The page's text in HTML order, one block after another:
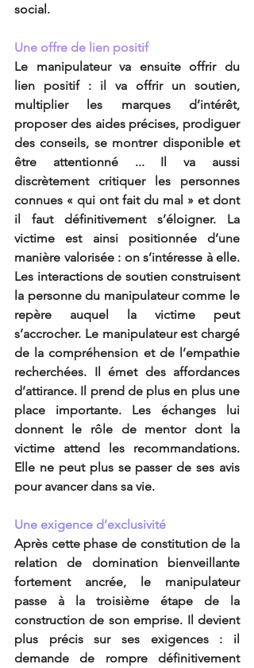
social.
Une offre de lien positif
Le manipulateur va ensuite offrir du
lien positif : il va offrir un soutien,
multiplier les marques d’intérêt,
proposer des aides précises, prodiguer
des conseils, se montrer disponible et
être attentionné ... Il va aussi
discrètement critiquer les personnes
connues « qui ont fait du mal » et dont
il faut définitivement s’éloigner. La
victime est ainsi positionnée d’une
manière valorisée : on s’intéresse à elle.
Les interactions de soutien construisent
la personne du manipulateur comme le
repère auquel la victime peut
s’accrocher. Le manipulateur est chargé
de la compréhension et de l’empathie
recherchées. Il émet des affordances
d’attirance. Il prend de plus en plus une
place importante. Les échanges lui
donnent le rôle de mentor dont la
victime attend les recommandations.
Elle ne peut plus se passer de ses avis
pour avancer dans sa vie.
Une exigence d’exclusivité
Après cette phase de constitution de la
relation de domination bienveillante
fortement ancrée, le manipulateur
passe à la troisième étape de la
construction de son emprise. Il devient
plus précis sur ses exigences : il
demande de rompre définitivement